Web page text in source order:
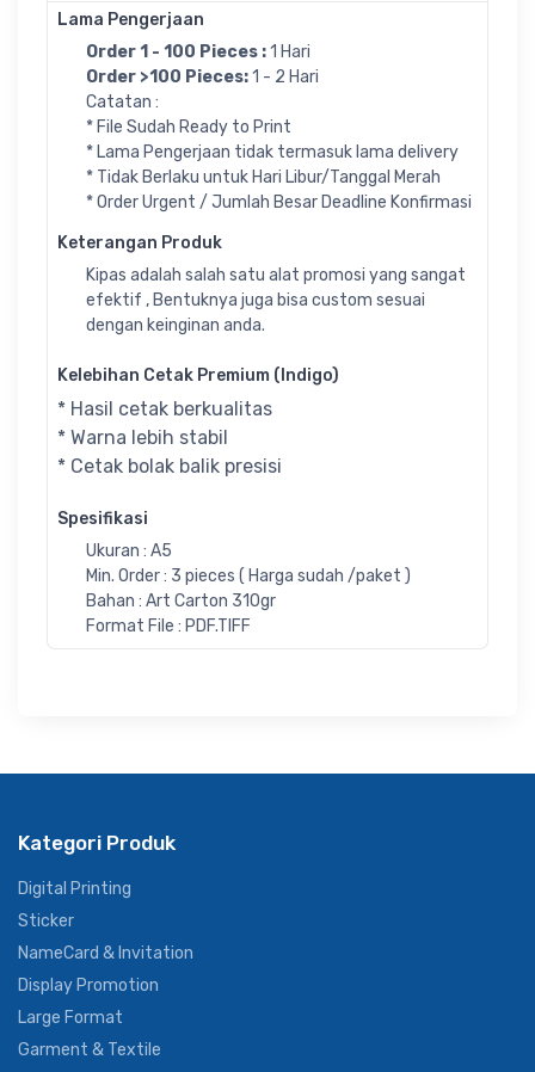
Lama Pengerjaan
Order 1 - 100 Pieces :1 Hari
Order >100 Pieces:1 - 2 Hari
Catatan :
* File Sudah Ready to Print
* Lama Pengerjaan tidak termasuk lama delivery
* Tidak Berlaku untuk Hari Libur/Tanggal Merah
* Order Urgent / Jumlah Besar Deadline Konfirmasi
Keterangan Produk
Kipas adalah salah satu alat promosi yang sangat
efektif , Bentuknya juga bisa custom sesuai
dengan keinginan anda.
Kelebihan Cetak Premium (Indigo)
* Hasil cetak berkualitas
* Warna lebih stabil
* Cetak bolak balik presisi
Spesifikasi
Ukuran : A5
Min. Order : 3 pieces ( Harga sudah /paket )
Bahan : Art Carton 310gr
Format File : PDF.TIFF
Kategori Produk
Digital Printing
Sticker
NameCard & Invitation
Display Promotion
Large Format
Garment & Textile